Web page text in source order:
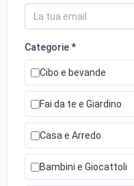
Categorie *
Cibo e bevande
Fai da te e Giardino
Casa e Arredo
Bambini e Giocattoli